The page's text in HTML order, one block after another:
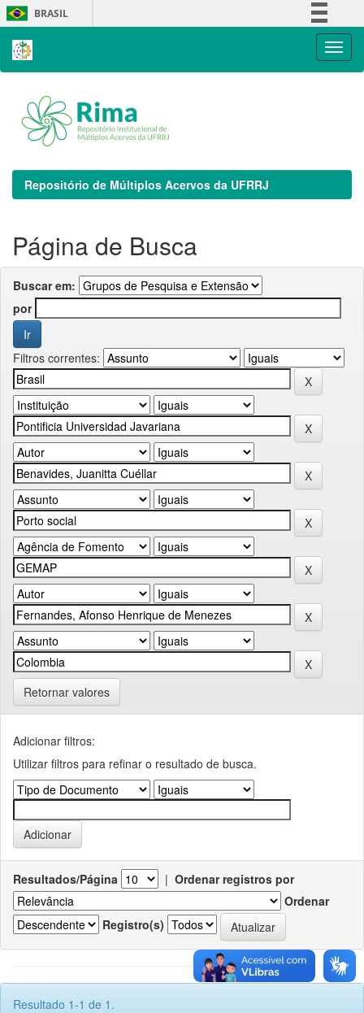
Skip
navigation
BRASIL
Repositório de Múltiplos Acervos da UFRRJ
Página de Busca
Buscar em:
por
Filtros correntes:
Retornar valores
Adicionar filtros:
Utilizar filtros para refinar o resultado de busca.
Resultados/Página | Ordenar registros por
Ordenar
Registro(s)
Resultado 1-1 de 1.